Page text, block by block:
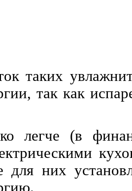
таких
так как
легче (в
для них